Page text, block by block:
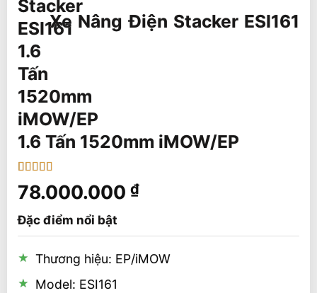
Xe Nâng Điện Stacker ESI161
1.6 Tấn 1520mm iMOW/EP
5trên 5 dựa
trên
1
đánh
78.000.000 ₫
Đặc điểm nổi bật
Thương hiệu: EP/iMOW
Model: ESI161